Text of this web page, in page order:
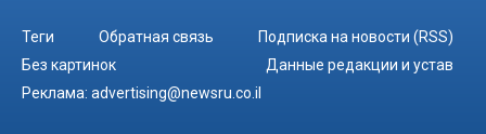
Теги Обратная связь
Подписка на новости (RSS)
Без картинок
Данные редакции и устав
Реклама: advertising@newsru.co.il